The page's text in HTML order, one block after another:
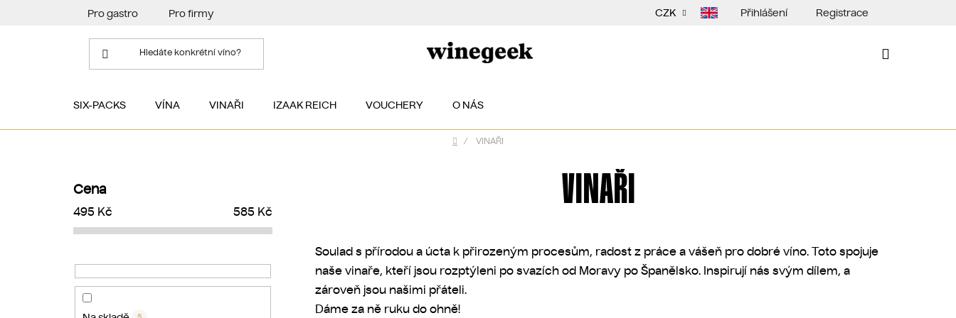
Pro gastro Pro firmy CZK Přihlášení Registrace
SIX-PACKS VÍNA VINAŘI IZAAK REICH VOUCHERY O NÁS
Domů
/ VINAŘI
Cena
495 Kč 585 Kč VINAŘI
Soulad s přírodou a úcta k přirozeným procesům, radost z práce a vášeň pro dobré víno. Toto spojuje
naše vinaře, kteří jsou rozptýleni po svazích od Moravy po Španělsko. Inspirují nás svým dílem, a
zároveň jsou našimi přáteli.
Dáme za ně ruku do ohně!